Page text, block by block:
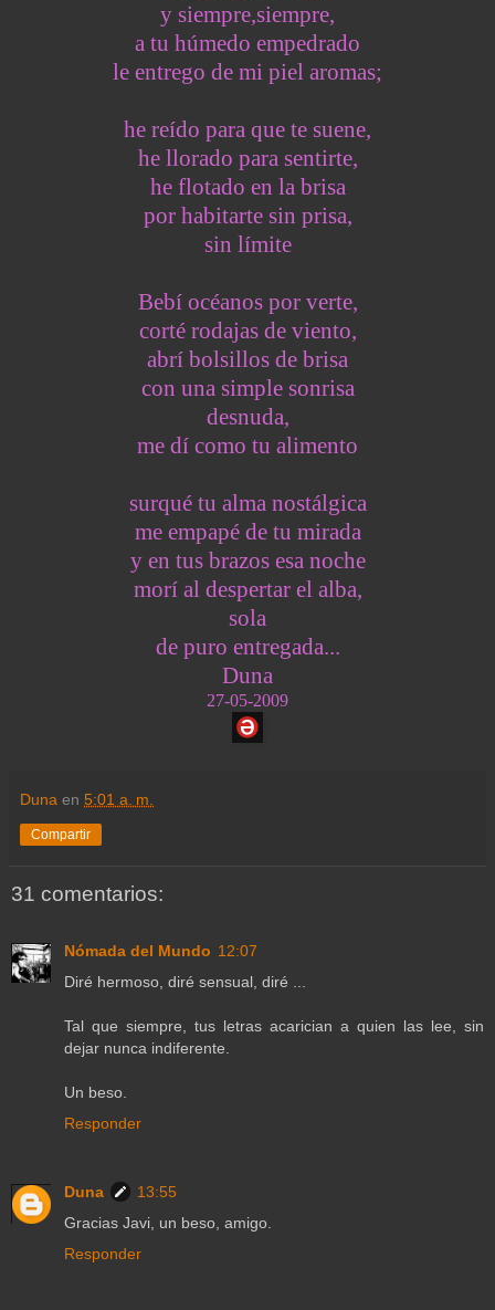
y siempre,siempre,
a tu húmedo empedrado
le entrego de mi piel aromas;
he reído para que te suene,
he llorado para sentirte,
he flotado en la brisa
por habitarte sin prisa,
sin límite
Bebí océanos por verte,
corté rodajas de viento,
abrí bolsillos de brisa
con una simple sonrisa
desnuda,
me dí como tu alimento
surqué tu alma nostálgica
me empapé de tu mirada
y en tus brazos esa noche
morí al despertar el alba,
sola
de puro entregada...
Duna
27-05-2009
Duna en 5:01 a. m.
Compartir
31 comentarios:
Nómada del Mundo 12:07
Diré hermoso, diré sensual, diré ...
Tal que siempre, tus letras acarician a quien las lee, sin
dejar nunca indiferente.
Un beso.
Responder
Duna
13:55
Gracias Javi, un beso, amigo.
Responder